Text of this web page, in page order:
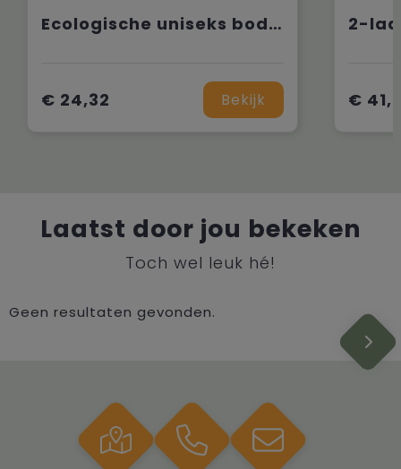
Ecologische uniseks bodywarmer van microfleece
€ 24,32 Bekijk €
Laatst door jou bekeken
Toch wel leuk hé!
Geen resultaten gevonden.